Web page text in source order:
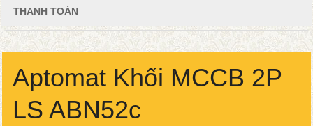
THANH TOÁN
Aptomat Khối MCCB 2P
LS ABN52c